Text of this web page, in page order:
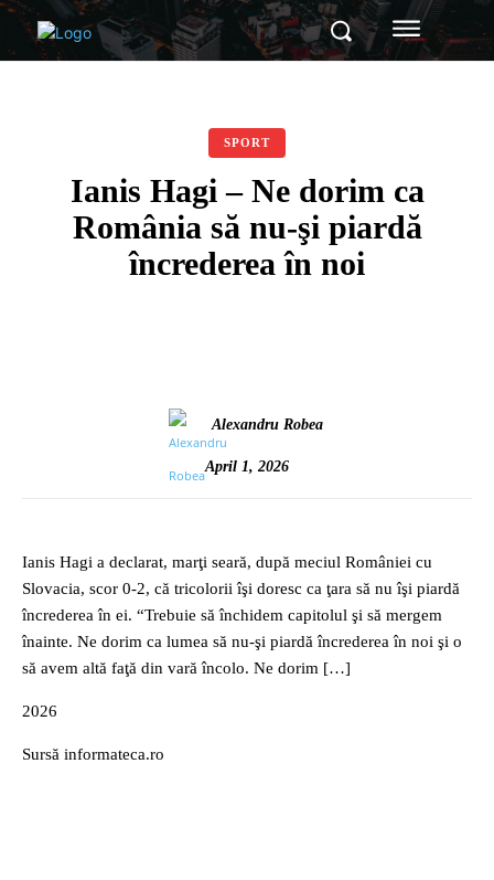
SPORT
Ianis Hagi – Ne dorim ca
România să nu-şi piardă
încrederea în noi
Alexandru Robea
April 1, 2026
Ianis Hagi a declarat, marţi seară, după meciul României cu
Slovacia, scor 0-2, că tricolorii îşi doresc ca ţara să nu îşi piardă
încrederea în ei. “Trebuie să închidem capitolul şi să mergem
înainte. Ne dorim ca lumea să nu-şi piardă încrederea în noi şi o
să avem altă faţă din vară încolo. Ne dorim […]
2026
Sursă informateca.ro